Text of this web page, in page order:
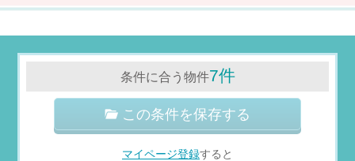
条件に合う物件7件
この条件を保存する
マイページ登録すると